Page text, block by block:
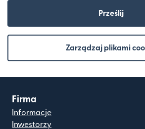
Prześlij
Zarządzaj plikami
Firma
Informacje
Inwestorzy